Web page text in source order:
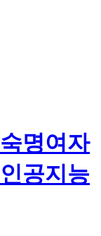
숙명여자
인공지능